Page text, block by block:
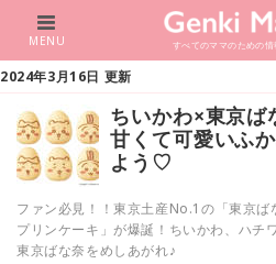
すべてのママのための情
MENU
2024年3月16日 更新
ちいかわ×東京ば
甘くて可愛いふ
よう♡
ファン必見！！東京土産No.1の「東京
プリンケーキ」が爆誕！ちいかわ、ハチ
東京ばな奈をめしあがれ♪